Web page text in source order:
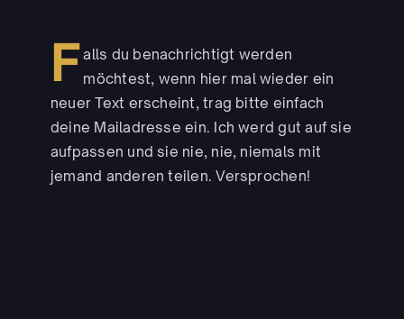
F alls du benachrichtigt werden
möchtest, wenn hier mal wieder ein
neuer Text erscheint, trag bitte einfach
deine Mailadresse ein. Ich werd gut auf sie
aufpassen und sie nie, nie, niemals mit
jemand anderen teilen. Versprochen!